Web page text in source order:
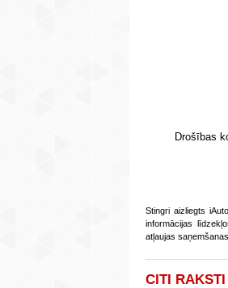
Drošības
Stingri aizliegts
informācijas
atļaujas saņemšanas.
CITI RAKSTI